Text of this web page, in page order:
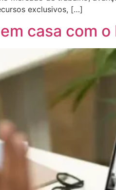
exclusivos, […]
casa com